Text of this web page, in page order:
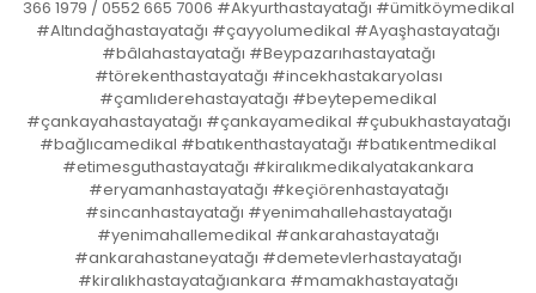
366 1979 / 0552 665 7006 #Akyurthastayatağı #ümitköymedikal
#Altındağhastayatağı #çayyolumedikal #Ayaşhastayatağı
#bâlahastayatağı #Beypazarıhastayatağı
#törekenthastayatağı #incekhastakaryolası
#çamlıderehastayatağı #beytepemedikal
#çankayahastayatağı #çankayamedikal #çubukhastayatağı
#bağlıcamedikal #batıkenthastayatağı #batıkentmedikal
#etimesguthastayatağı #kiralıkmedikalyatakankara
#eryamanhastayatağı #keçiörenhastayatağı
#sincanhastayatağı #yenimahallehastayatağı
#yenimahallemedikal #ankarahastayatağı
#ankarahastaneyatağı #demetevlerhastayatağı
#kiralıkhastayatağıankara #mamakhastayatağı